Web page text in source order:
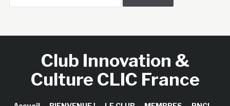
Club Innovation &
Culture CLIC France